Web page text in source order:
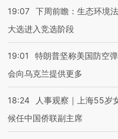
19:07 下周前瞻：生态环境
大选进入竞选阶段
19:01
特朗普坚称美国防空
会向乌克兰提供更多
18:24
人事观察｜上海55岁
候任中国侨联副主席